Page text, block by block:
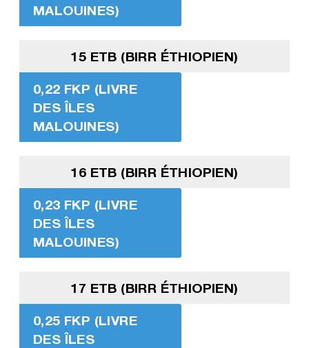
MALOUINES)
15 ETB (BIRR ÉTHIOPIEN)
0,22 FKP (LIVRE
DES ÎLES
MALOUINES)
16 ETB (BIRR ÉTHIOPIEN)
0,23 FKP (LIVRE
DES ÎLES
MALOUINES)
17 ETB (BIRR ÉTHIOPIEN)
0,25 FKP (LIVRE
DES ÎLES